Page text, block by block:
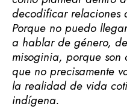
decodificar relaciones
Porque no puedo
a hablar de género,
misoginia, porque son
que no precisamente
la realidad de vida
indígena.